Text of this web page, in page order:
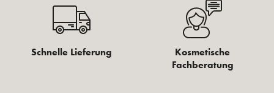
Schnelle Lieferung
Kosmetische
Fachberatung